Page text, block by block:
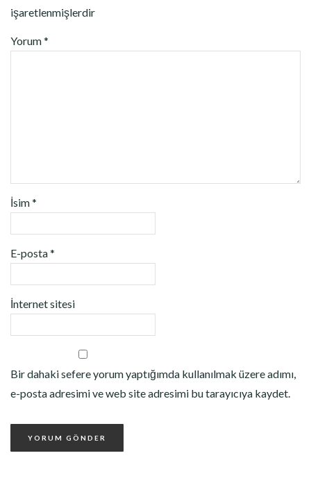
işaretlenmişlerdir
Yorum*
İsim*
E-posta*
İnternet sitesi
Bir dahaki sefere yorum yaptığımda kullanılmak üzere adımı,
e-posta adresimi ve web site adresimi bu tarayıcıya kaydet.